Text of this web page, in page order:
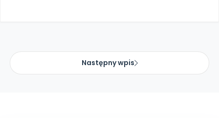
Następny wpis